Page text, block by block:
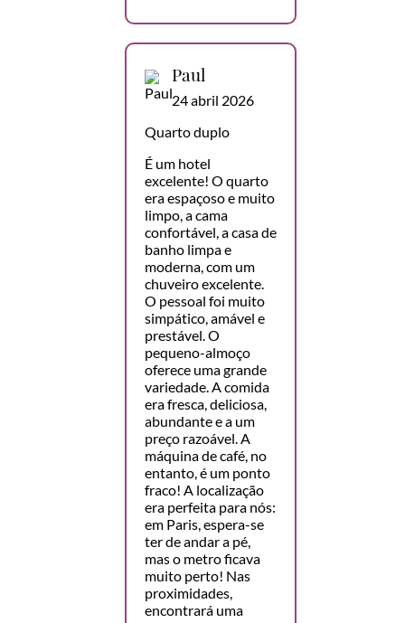
Paul
24 abril 2026
Quarto duplo
É um hotel
excelente! O quarto
era espaçoso e muito
limpo, a cama
confortável, a casa de
banho limpa e
moderna, com um
chuveiro excelente.
O pessoal foi muito
simpático, amável e
prestável. O
pequeno-almoço
oferece uma grande
variedade. A comida
era fresca, deliciosa,
abundante e a um
preço razoável. A
máquina de café, no
entanto, é um ponto
fraco! A localização
era perfeita para nós:
em Paris, espera-se
ter de andar a pé,
mas o metro ficava
muito perto! Nas
proximidades,
encontrará uma